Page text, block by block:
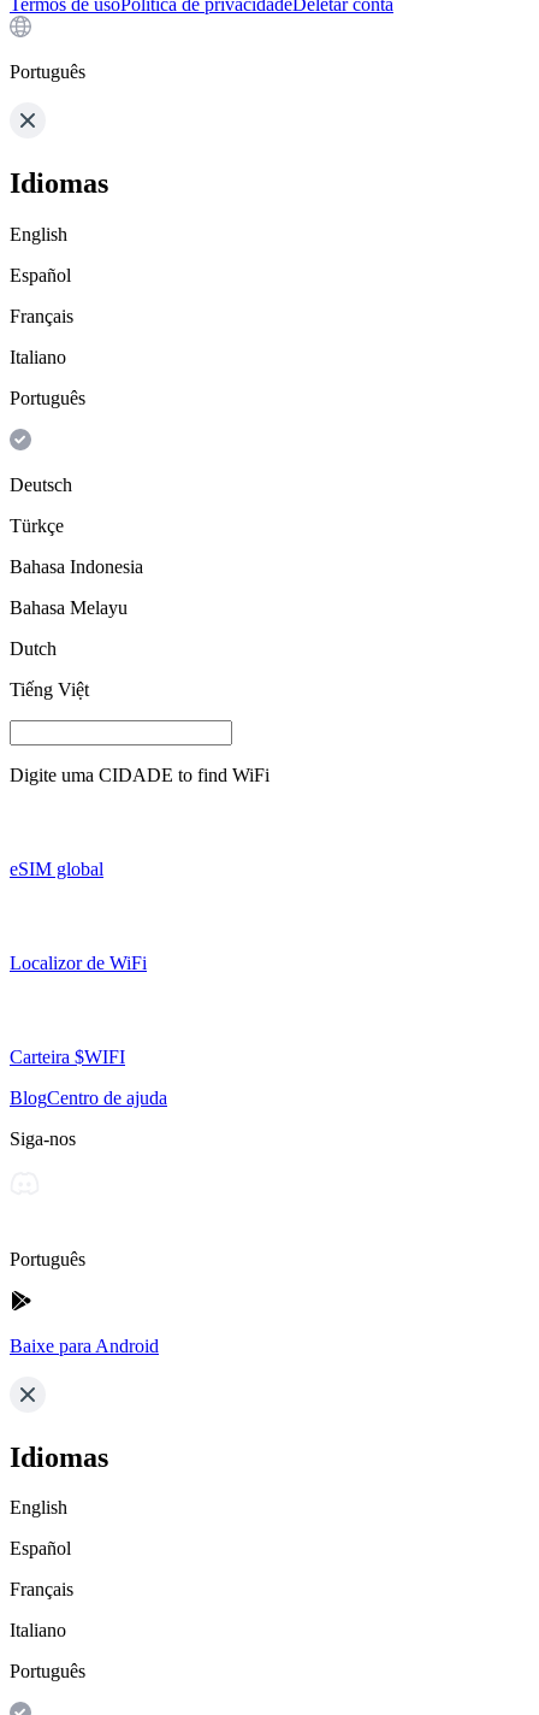
Português
Idiomas
English
Español
Français
Italiano
Português
Deutsch
Türkçe
Bahasa Indonesia
Bahasa Melayu
Dutch
Tiếng Việt
Digite uma CIDADE to find WiFi
eSIM global
Localizor de WiFi
Carteira $WIFI
BlogCentro de ajuda
Siga-nos
Português
Baixe para Android
Idiomas
English
Español
Français
Italiano
Português